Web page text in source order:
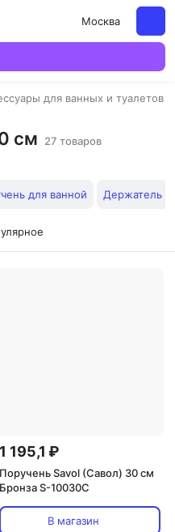
Москва
для ванных и туалетов
см
27 товаров
для ванной Держатель
1 195,1 ₽
Поручень Savol (Савол) 30 см
Бронза S-10030C
В магазин